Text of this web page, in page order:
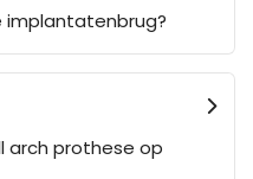
implantatenbrug?
arch prothese op